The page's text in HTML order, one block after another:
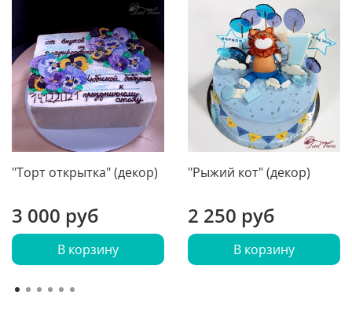
"Торт открытка" (декор)
3 000 руб
В корзину
"Рыжий кот" (декор)
2 250 руб
В корзину